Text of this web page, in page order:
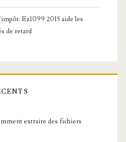
Ez1099 2015 aide les
de retard
extraire des fichiers